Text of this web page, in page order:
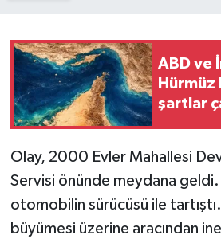
ABD ve
şartlar
Olay, 2000 Evler Mahallesi
Servisi önünde meydana
otomobilin sürücüsü ile tartıştı.
büyümesi üzerine aracından